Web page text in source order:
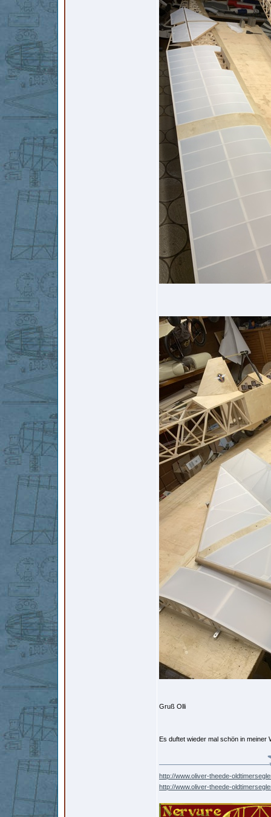
Gruß Olli
Es duftet wieder mal schön in meiner
http://www.oliver-theede-
http://www.oliver-theede-